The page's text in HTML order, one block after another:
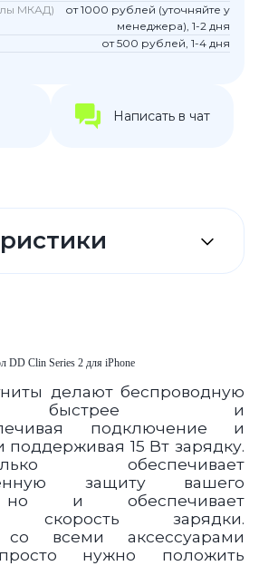
МКАД)
от 1000 рублей (уточняйте у
менеджера), 1-2 дня
от 500 рублей, 1-4 дня
Написать в чат
DD Clin Series 2 для iPhone
делают беспроводную
быстрее и
подключение и
15 Вт зарядку.
обеспечивает
защиту вашего
но и обеспечивает
скорость зарядки.
всеми аксессуарами
нужно положить